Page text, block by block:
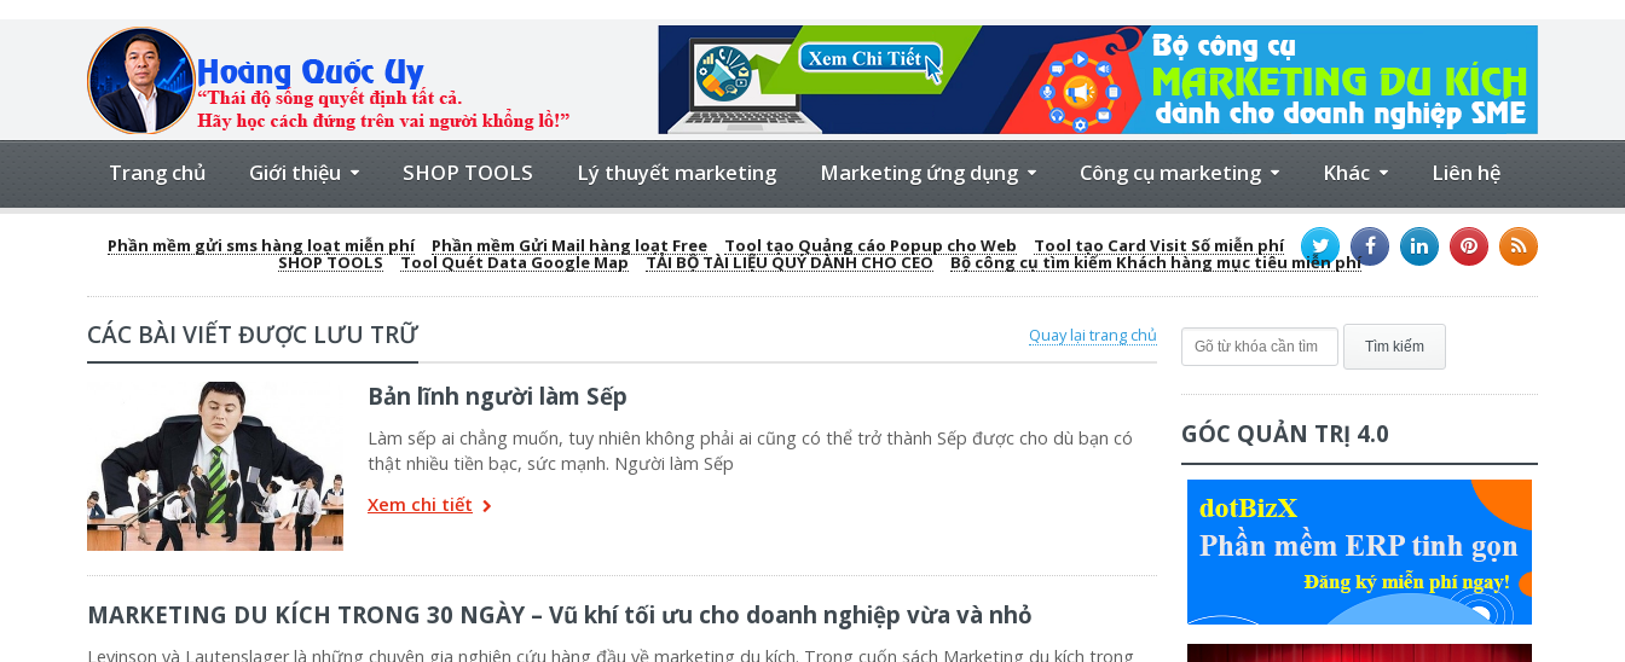
Trang chủ Giới thiệu SHOP TOOLS Lý thuyết marketing Marketing ứng dụng Công cụ marketing Khác Liên hệ
Phần mềm gửi sms hàng loạt miễn phí Phần mềm Gửi Mail hàng loạt Free Tool tạo Quảng cáo Popup cho Web Tool tạo Card Visit Số miễn phí
SHOP TOOLS Tool Quét Data Google Map TẢI BỘ TÀI LIỆU QUÝ DÀNH CHO CEO Bộ công cụ tìm kiếm Khách hàng mục tiêu miễn phí
Quay lại trang chủ
CÁC BÀI VIẾT ĐƯỢC LƯU TRỮ
Bản lĩnh người làm Sếp
Làm sếp ai chẳng muốn, tuy nhiên không phải ai cũng có thể trở thành Sếp được cho dù bạn có
thật nhiều tiền bạc, sức mạnh. Người làm Sếp
Xem chi tiết
MARKETING DU KÍCH TRONG 30 NGÀY – Vũ khí tối ưu cho doanh nghiệp vừa và nhỏ
Levinson và Lautenslager là những chuyên gia nghiên cứu hàng đầu về marketing du kích. Trong cuốn sách Marketing du kích trong
GÓC QUẢN TRỊ 4.0